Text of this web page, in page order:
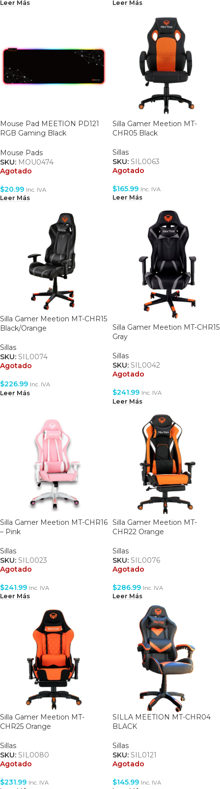
Leer Más Leer Más
Mouse Pad MEETION PD121
RGB Gaming Black
Mouse Pads
SKU: MOU0474
Agotado
$20.99 Inc. IVA
Leer Más
Silla Gamer Meetion MT-
CHR05 Black
Sillas
SKU: SIL0063
Agotado
$165.99 Inc. IVA
Leer Más
Silla Gamer Meetion MT-CHR15
Black/Orange
Sillas
SKU: SIL0074
Agotado
$226.99 Inc. IVA
Leer Más
Silla Gamer Meetion MT-CHR15
Gray
Sillas
SKU: SIL0042
Agotado
$241.99 Inc. IVA
Leer Más
Silla Gamer Meetion MT-CHR16
– Pink
Sillas
SKU: SIL0023
Agotado
$241.99 Inc. IVA
Leer Más
Silla Gamer Meetion MT-
CHR22 Orange
Sillas
SKU: SIL0076
Agotado
$286.99 Inc. IVA
Leer Más
Silla Gamer Meetion MT-
CHR25 Orange
Sillas
SKU: SIL0080
Agotado
$231.99 Inc. IVA
SILLA MEETION MT-CHR04
BLACK
Sillas
SKU: SIL0121
Agotado
$145.99 Inc. IVA